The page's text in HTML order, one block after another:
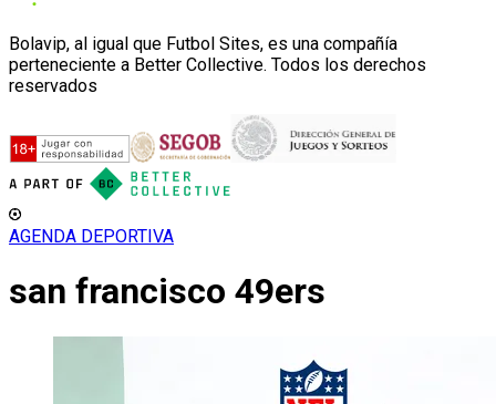
Bolavip, al igual que Futbol Sites, es una compañía
perteneciente a Better Collective. Todos los derechos
reservados
AGENDA DEPORTIVA
san francisco 49ers